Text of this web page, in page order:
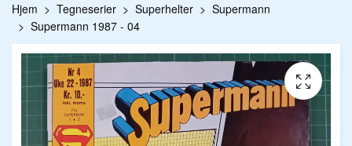
Hjem Tegneserier Superhelter
Supermann
Supermann 1987 - 04